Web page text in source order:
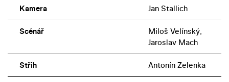
Kamera Jan Stallich
Scénář
Miloš Velínský,
Jaroslav Mach
Střih Antonín Zelenka